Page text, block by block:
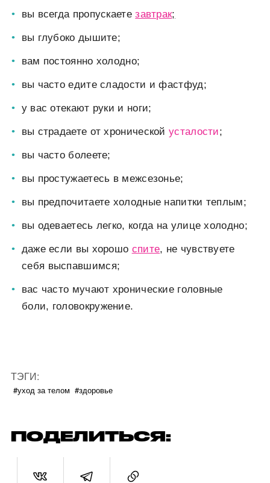
вы всегда пропускаете завтрак;
вы глубоко дышите;
вам постоянно холодно;
вы часто едите сладости и фастфуд;
у вас отекают руки и ноги;
вы страдаете от хроническойусталости;
вы часто болеете;
вы простужаетесь в межсезонье;
вы предпочитаете холодные напитки теплым;
вы одеваетесь легко, когда на улице холодно;
даже если вы хорошо спите, не чувствуете
себя выспавшимся;
вас часто мучают хронические головные
боли, головокружение.
ТЭГИ:
#уход за телом #здоровье
ПОДЕЛИТЬСЯ: